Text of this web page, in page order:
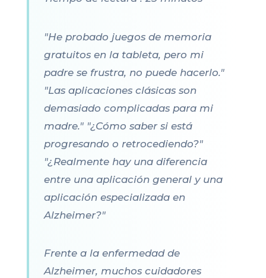
"He probado juegos de memoria
gratuitos en la tableta, pero mi
padre se frustra, no puede hacerlo."
"Las aplicaciones clásicas son
demasiado complicadas para mi
madre." "¿Cómo saber si está
progresando o retrocediendo?"
"¿Realmente hay una diferencia
entre una aplicación general y una
aplicación especializada en
Alzheimer?"
Frente a la enfermedad de
Alzheimer, muchos cuidadores